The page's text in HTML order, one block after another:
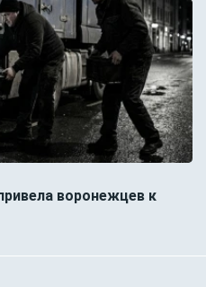
воронежцев к